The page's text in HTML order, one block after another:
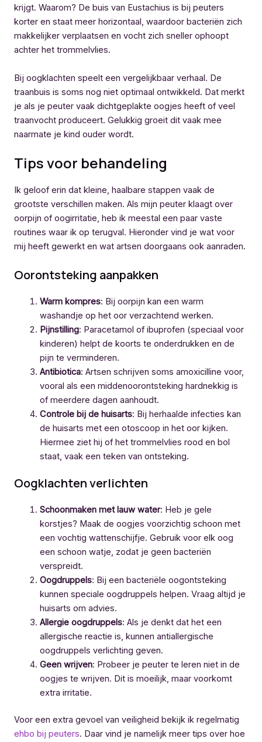
krijgt. Waarom? De buis van Eustachius is bij peuters
korter en staat meer horizontaal, waardoor bacteriën zich
makkelijker verplaatsen en vocht zich sneller ophoopt
achter het trommelvlies.
Bij oogklachten speelt een vergelijkbaar verhaal. De
traanbuis is soms nog niet optimaal ontwikkeld. Dat merkt
je als je peuter vaak dichtgeplakte oogjes heeft of veel
traanvocht produceert. Gelukkig groeit dit vaak mee
naarmate je kind ouder wordt.
Tips voor behandeling
Ik geloof erin dat kleine, haalbare stappen vaak de
grootste verschillen maken. Als mijn peuter klaagt over
oorpijn of oogirritatie, heb ik meestal een paar vaste
routines waar ik op terugval. Hieronder vind je wat voor
mij heeft gewerkt en wat artsen doorgaans ook aanraden.
Oorontsteking aanpakken
Warm kompres: Bij oorpijn kan een warm
washandje op het oor verzachtend werken.
Pijnstilling: Paracetamol of ibuprofen (speciaal voor
kinderen) helpt de koorts te onderdrukken en de
pijn te verminderen.
Antibiotica: Artsen schrijven soms amoxicilline voor,
vooral als een middenoorontsteking hardnekkig is
of meerdere dagen aanhoudt.
Controle bij de huisarts: Bij herhaalde infecties kan
de huisarts met een otoscoop in het oor kijken.
Hiermee ziet hij of het trommelvlies rood en bol
staat, vaak een teken van ontsteking.
Oogklachten verlichten
Schoonmaken met lauw water: Heb je gele
korstjes? Maak de oogjes voorzichtig schoon met
een vochtig wattenschijfje. Gebruik voor elk oog
een schoon watje, zodat je geen bacteriën
verspreidt.
Oogdruppels: Bij een bacteriële oogontsteking
kunnen speciale oogdruppels helpen. Vraag altijd je
huisarts om advies.
Allergie oogdruppels: Als je denkt dat het een
allergische reactie is, kunnen antiallergische
oogdruppels verlichting geven.
Geen wrijven: Probeer je peuter te leren niet in de
oogjes te wrijven. Dit is moeilijk, maar voorkomt
extra irritatie.
Voor een extra gevoel van veiligheid bekijk ik regelmatig
ehbo bij peuters. Daar vind je namelijk meer tips over hoe